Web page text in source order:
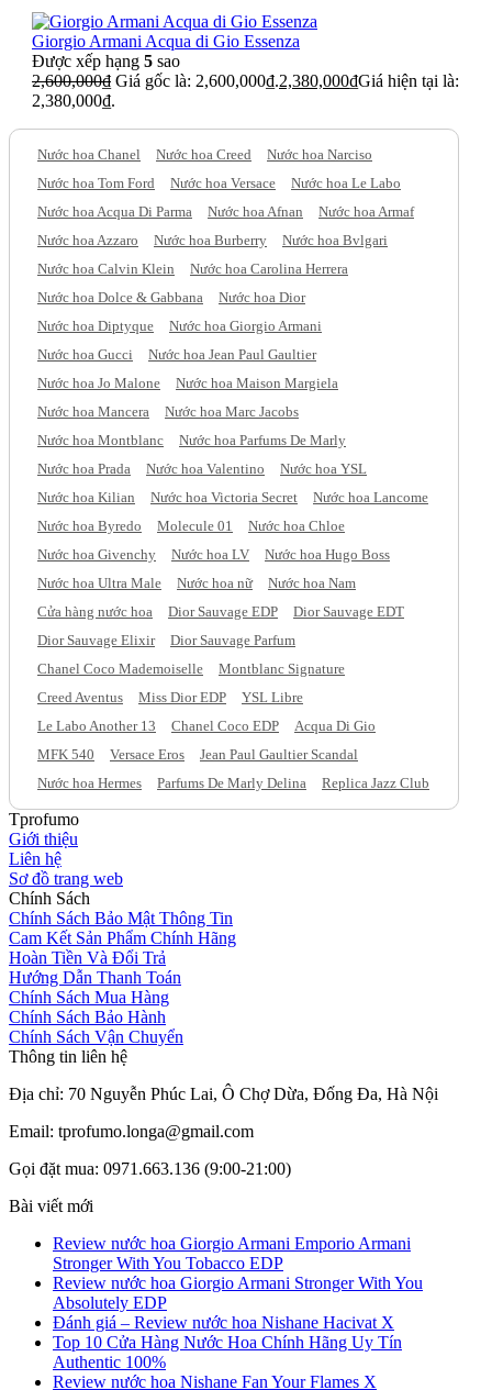
Giorgio Armani Acqua di Gio Essenza
Được xếp hạng 5 sao
2,600,000₫ Giá gốc là: 2,600,000₫.2,380,000₫Giá hiện tại là:
2,380,000₫.
Nước hoa Chanel Nước hoa Creed
Nước hoa Narciso
Nước hoa Tom Ford
Nước hoa Versace
Nước hoa Le Labo
Nước hoa Acqua Di Parma
Nước hoa Afnan
Nước hoa Armaf
Nước hoa Azzaro
Nước hoa Burberry
Nước hoa Bvlgari
Nước hoa Calvin Klein
Nước hoa Carolina Herrera
Nước hoa Dolce & Gabbana
Nước hoa Dior
Nước hoa Diptyque
Nước hoa Giorgio Armani
Nước hoa Gucci
Nước hoa Jean Paul Gaultier
Nước hoa Jo Malone
Nước hoa Maison Margiela
Nước hoa Mancera
Nước hoa Marc Jacobs
Nước hoa Montblanc
Nước hoa Parfums De Marly
Nước hoa Prada
Nước hoa Valentino
Nước hoa YSL
Nước hoa Kilian
Nước hoa Victoria Secret
Nước hoa Lancome
Nước hoa Byredo
Molecule 01
Nước hoa Chloe
Nước hoa Givenchy
Nước hoa LV
Nước hoa Hugo Boss
Nước hoa Ultra Male
Nước hoa nữ
Nước hoa Nam
Cửa hàng nước hoa
Dior Sauvage EDP
Dior Sauvage EDT
Dior Sauvage Elixir
Dior Sauvage Parfum
Chanel Coco Mademoiselle
Montblanc Signature
Creed Aventus
Miss Dior EDP
YSL Libre
Le Labo Another 13
Chanel Coco EDP
Acqua Di Gio
MFK 540
Versace Eros
Jean Paul Gaultier Scandal
Nước hoa Hermes
Parfums De Marly Delina Replica Jazz Club
Tprofumo
Giới thiệu
Liên hệ
Sơ đồ trang web
Chính Sách
Chính Sách Bảo Mật Thông Tin
Cam Kết Sản Phẩm Chính Hãng
Hoàn Tiền Và Đổi Trả
Hướng Dẫn Thanh Toán
Chính Sách Mua Hàng
Chính Sách Bảo Hành
Chính Sách Vận Chuyển
Thông tin liên hệ
Địa chỉ: 70 Nguyễn Phúc Lai, Ô Chợ Dừa, Đống Đa, Hà Nội
Email: tprofumo.longa@gmail.com
Gọi đặt mua: 0971.663.136 (9:00-21:00)
Bài viết mới
Review nước hoa Giorgio Armani Emporio Armani
Stronger With You Tobacco EDP
Review nước hoa Giorgio Armani Stronger With You
Absolutely EDP
Đánh giá – Review nước hoa Nishane Hacivat X
Top 10 Cửa Hàng Nước Hoa Chính Hãng Uy Tín
Authentic 100%
Review nước hoa Nishane Fan Your Flames X